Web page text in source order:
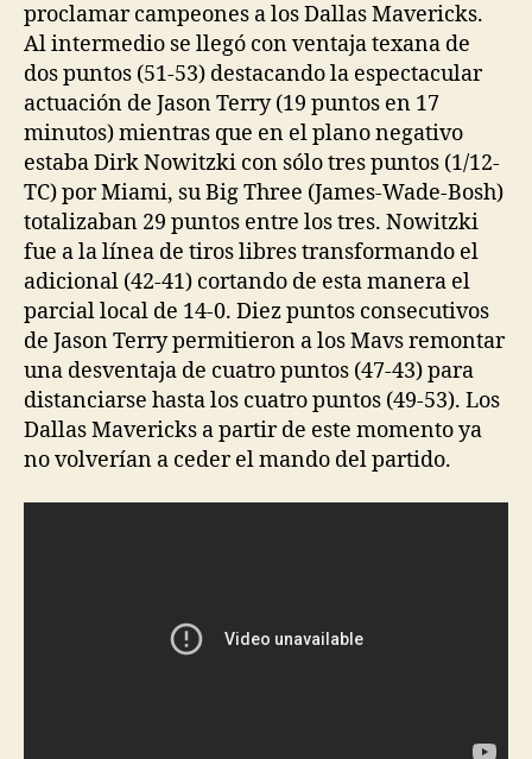
proclamar campeones a los Dallas Mavericks.
Al intermedio se llegó con ventaja texana de
dos puntos (51-53) destacando la espectacular
actuación de Jason Terry (19 puntos en 17
minutos) mientras que en el plano negativo
estaba Dirk Nowitzki con sólo tres puntos (1/12-
TC) por Miami, su Big Three (James-Wade-Bosh)
totalizaban 29 puntos entre los tres. Nowitzki
fue a la línea de tiros libres transformando el
adicional (42-41) cortando de esta manera el
parcial local de 14-0. Diez puntos consecutivos
de Jason Terry permitieron a los Mavs remontar
una desventaja de cuatro puntos (47-43) para
distanciarse hasta los cuatro puntos (49-53). Los
Dallas Mavericks a partir de este momento ya
no volverían a ceder el mando del partido.